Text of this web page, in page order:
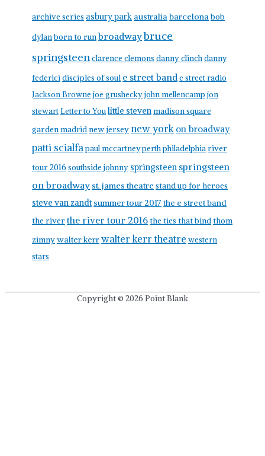
archive series asbury park australiabarcelonabob
dylanborn to runbroadwaybruce
springsteenclarence clemons danny clinchdanny
federicidisciples of soul e street bande street radio
Jackson Browne joe grusheckyjohn mellencamp jon
stewartLetter to Youlittle stevenmadison square
gardenmadridnew jerseynew york on broadway
patti scialfapaul mccartneyperthphiladelphiariver
tour 2016southside johnny springsteen springsteen
on broadway st. james theatre stand up for heroes
steve van zandt summer tour 2017 the e street band
the riverthe river tour 2016the ties that bindthom
zimnywalter kerrwalter kerr theatre western
stars
Copyright © 2026 Point Blank